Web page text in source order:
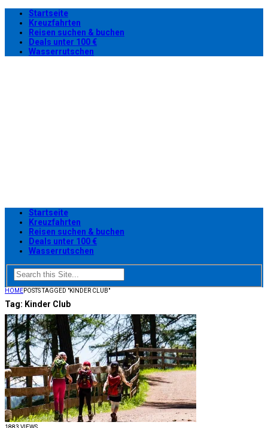
Startseite
Kreuzfahrten
Reisen suchen & buchen
Deals unter 100 €
Wasserrutschen
Startseite
Kreuzfahrten
Reisen suchen & buchen
Deals unter 100 €
Wasserrutschen
HOMEPOSTS TAGGED "KINDER CLUB"
Tag: Kinder Club